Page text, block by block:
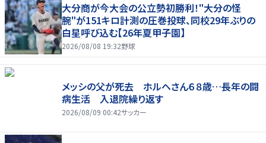
大分商が今大会の公立勢初勝利！"大分の怪
腕"が151キロ計測の圧巻投球、同校29年ぶりの
白星呼び込む【26年夏甲子園】
2026/08/08 19:32野球
メッシの父が死去 ホルヘさん６８歳…長年の闘
病生活 入退院繰り返す
2026/08/09 00:42サッカー